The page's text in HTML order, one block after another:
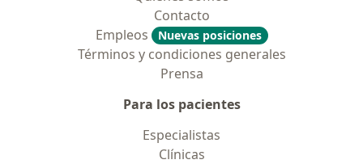
Contacto
Empleos
Nuevas posiciones
Términos y condiciones generales
Prensa
Para los pacientes
Especialistas
Clínicas